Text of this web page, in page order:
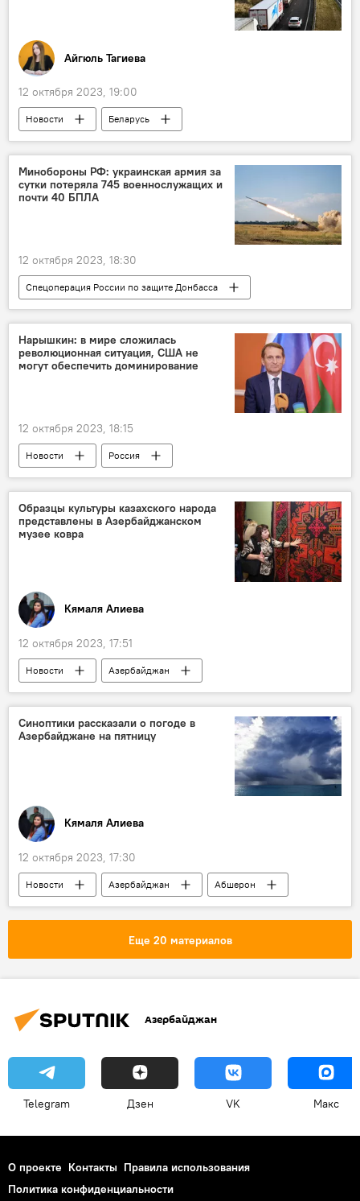
Айгюль Тагиева
12 октября 2023, 19:00
Новости
Беларусь
Коридор "Север-Юг"
Россия
Грузоперевозки
Иран Экономика
Минобороны РФ: украинская армия за
сутки потеряла 745 военнослужащих и
почти 40 БПЛА
12 октября 2023, 18:30
Спецоперация России по защите Донбасса
Россия
Украина СВО
ВСУ
Бронетехника
БПЛА
Нарышкин: в мире сложилась
революционная ситуация, США не
могут обеспечить доминирование
12 октября 2023, 18:15
Новости
Россия
Служба внешней разведки России
Сергей Нарышкин
Баку
Запад
СНГ
Образцы культуры казахского народа
представлены в Азербайджанском
музее ковра
Кямаля Алиева
12 октября 2023, 17:51
Новости
Азербайджан
Азербайджанский государственный музей ковра
Синоптики рассказали о погоде в
Азербайджане на пятницу
Кямаля Алиева
12 октября 2023, 17:30
Новости Азербайджан
Абшерон
Баку
температура воздуха
Еще 20 материалов
Азербайджан
Telegram Дзен VK Макс
О проекте Контакты Правила использования
Политика конфиденциальности